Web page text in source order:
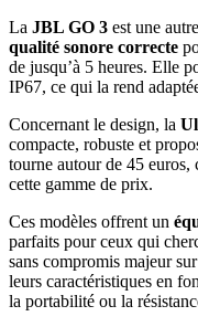
La JBL GO 3 est une
qualité sonore correcte
de jusqu’à 5 heures. Elle
IP67, ce qui la rend
Concernant le design, la
compacte, robuste et
tourne autour de 45
cette gamme de prix.
Ces modèles offrent un
parfaits pour ceux qui
sans compromis majeur
leurs caractéristiques en
la portabilité ou la